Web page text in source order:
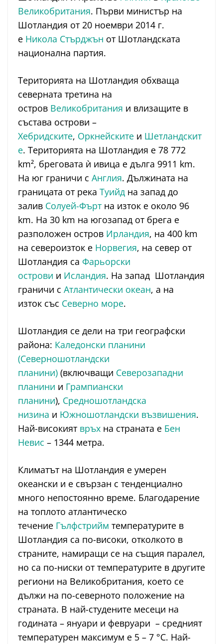
Великобритания. Първи министър на
Шотландия от 20 ноември 2014 г.
е Никола Стърджън от Шотландската
национална партия.
Територията на Шотландия обхваща
северната третина на
остров Великобритания и влизащите в
състава острови –
Хебридските, Оркнейските и Шетландскит
е. Територията на Шотландия е 78 772
km², бреговата ѝ ивица е дълга 9911 km.
На юг граничи с Англия. Дължината на
границата от река Туийд на запад до
залив Солуей-Фъртна изток е около 96
km. На 30 km на югозапад от брега е
разположен остров Ирландия, на 400 km
на североизток е Норвегия, на север от
Шотландия са Фарьорски
острови и Исландия. На запад Шотландия
граничи с Атлантически океан, а на
изток със Северно море.
Шотландия се дели на три географски
района: Каледонски планини
(Северношотландски
планини) (включващи Северозападни
планини и Грампиански
планини), Средношотландска
низина и Южношотландски възвишения.
Най-високият връх на страната е Бен
Невис – 1344 метра.
Климатът на Шотландия е умерен
океански и е свързан с тенденциално
много непостоянно време. Благодарение
на топлото атлантическо
течение Гълфстрийм температурите в
Шотландия са по-високи, отколкото в
страните, намиращи се на същия паралел,
но са по-ниски от температурите в другите
региони на Великобритания, което се
дължи на по-северното положение на
страната. В най-студените месеци на
годината – януари и февруари – средният
температурен максимум е 5 – 7 °C. Най-